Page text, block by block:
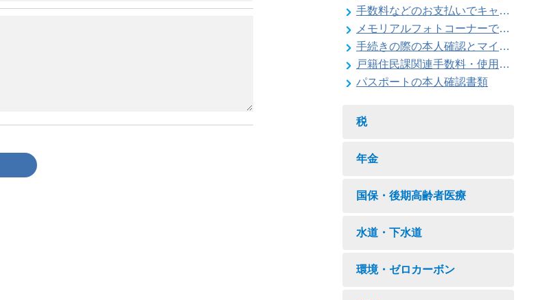
手数料などのお支払いでキャッシュレス決済が利用できます
メモリアルフォトコーナーで記念撮影はいかがですか
手続きの際の本人確認とマイナンバーの確認にご協力ください
戸籍住民課関連手数料・使用料一覧
パスポートの本人確認書類
税
年金
国保・後期高齢者医療
水道・下水道
環境・ゼロカーボン